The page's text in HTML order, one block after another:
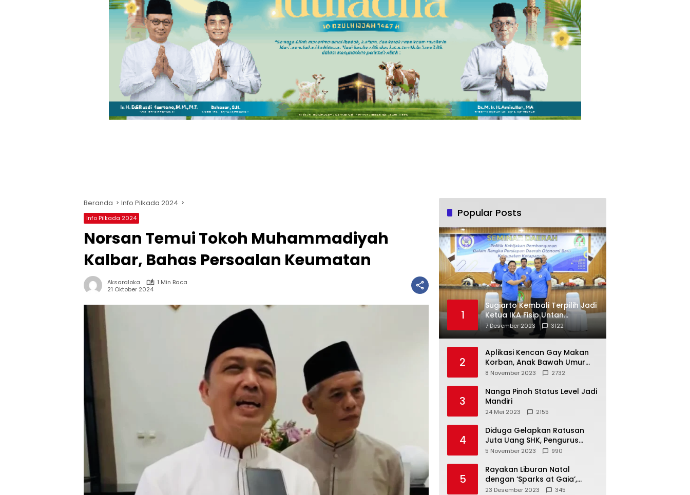
Beranda Info Pilkada 2024
Info Pilkada 2024
Norsan Temui Tokoh Muhammadiyah
Kalbar, Bahas Persoalan Keumatan
Aksaraloka
1 Min Baca
21 Oktober 2024
Popular Posts
1
Sugiarto Kembali Terpilih Jadi
Ketua IKA Fisip Untan
Ketapang
7 Desember 2023 3122
2
Aplikasi Kencan Gay Makan
Korban, Anak Bawah Umur
Jadi Korban Persetubuhan
8 November 2023 2732
3
Nanga Pinoh Status Level Jadi
Mandiri
24 Mei 2023 2155
4
Diduga Gelapkan Ratusan
Juta Uang SHK, Pengurus
Koperasi SUB Dilaporkan ke
5 November 2023 990
5
Rayakan Liburan Natal
dengan ‘Sparks at Gaia’,
Sajikan Tempat Foto Estetik
23 Desember 2023 345